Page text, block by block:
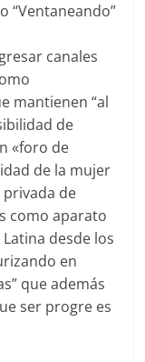
“Ventaneando”
canales
mantienen “al
de
«foro de
de la mujer
de
como aparato
desde los
en
que además
ser progre es